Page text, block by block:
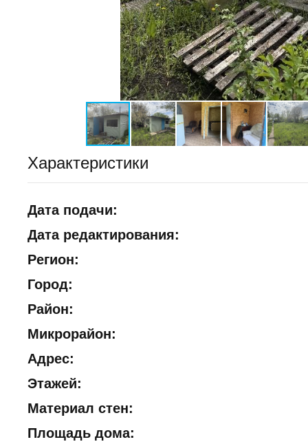
Характеристики
Дата подачи:
Дата редактирования:
Регион:
Город:
Район:
Микрорайон:
Адрес:
Этажей:
Материал стен:
Площадь дома: